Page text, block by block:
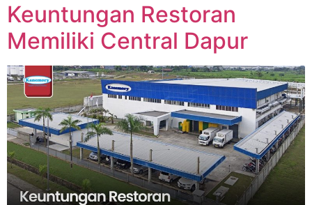
Keuntungan Restoran
Memiliki Central Dapur